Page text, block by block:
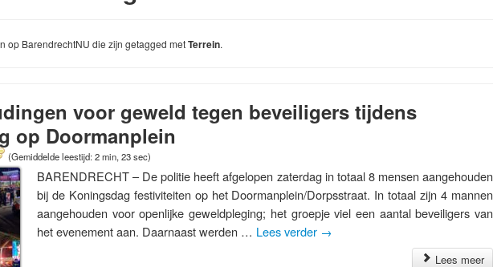
op BarendrechtNU die zijn getagged metTerrein.
voor geweld tegen beveiligers tijdens
op Doormanplein
(Gemiddelde leestijd: 2 min, 23 sec)
BARENDRECHT – De politie heeft afgelopen zaterdag in totaal 8 mensen aangehouden
bij de Koningsdag festiviteiten op het Doormanplein/Dorpsstraat. In totaal zijn 4 mannen
aangehouden voor openlijke geweldpleging; het groepje viel een aantal beveiligers van
het evenement aan. Daarnaast werden … Lees verder →
Lees meer